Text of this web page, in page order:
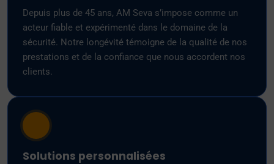
Depuis plus de 45 ans, AM Seva s’impose comme un
acteur fiable et expérimenté dans le domaine de la
sécurité. Notre longévité témoigne de la qualité de nos
prestations et de la confiance que nous accordent nos
clients.
Solutions personnalisées